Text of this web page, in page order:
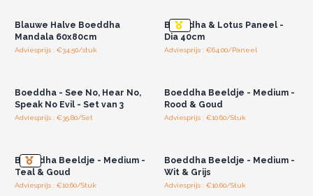
Blauwe Halve Boeddha
Mandala 60x80cm
Adviesprijs : €34.50/stuk
Boeddha & Lotus Paneel -
Dia 40cm
Adviesprijs : €64.00/Paneel
Boeddha - See No, Hear No,
Speak No Evil - Set van 3
Adviesprijs : €35.80/Set
Boeddha Beeldje - Medium -
Rood & Goud
Adviesprijs : €10.60/Stuk
Boeddha Beeldje - Medium -
Teal & Goud
Adviesprijs : €10.60/Stuk
Boeddha Beeldje - Medium -
Wit & Grijs
Adviesprijs : €10.60/Stuk